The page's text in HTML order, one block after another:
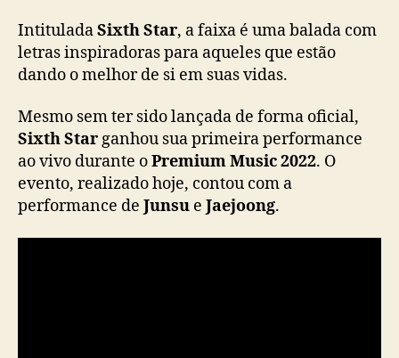
s
e
r
n
e
m
d
IntituladaSixth Star, a faixa é uma balada com
letras inspiradoras para aqueles que estão
dando o melhor de si em suas vidas.
Mesmo sem ter sido lançada de forma oficial,
Sixth Starganhou sua primeira performance
ao vivo durante oPremium Music 2022. O
evento, realizado hoje, contou com a
performance de Junsu e Jaejoong.